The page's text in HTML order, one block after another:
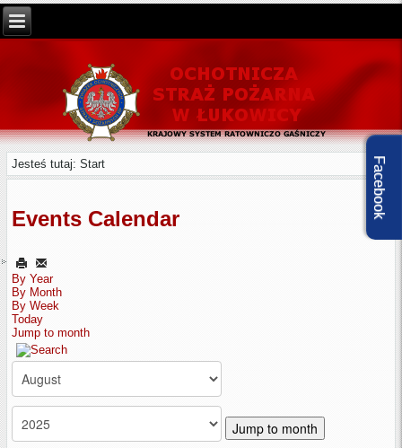
Jesteś tutaj:Start
Events Calendar
By Year
By Month
By Week
Today
Jump to month
Jump to month
Facebook